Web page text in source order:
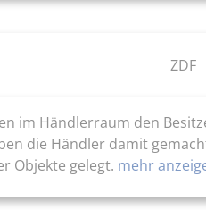
ZDF
im Händlerraum den
die Händler damit
Objekte gelegt. mehr